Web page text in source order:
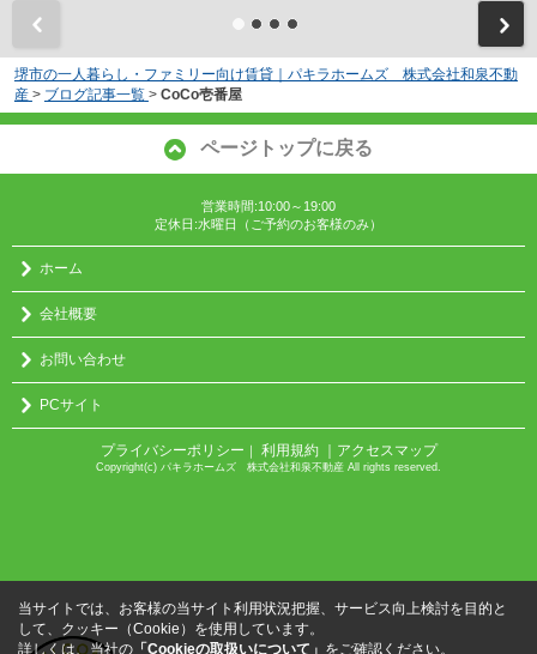
堺市の一人暮らし・ファミリー向け賃貸｜パキラホームズ 株式会社和泉不動
産 > ブログ記事一覧 > CoCo壱番屋
ページトップに戻る
営業時間:10:00～19:00
定休日:水曜日（ご予約のお客様のみ）
ホーム
会社概要
お問い合わせ
PCサイト
プライバシーポリシー ｜ 利用規約 ｜アクセスマップ
Copyright(c) パキラホームズ 株式会社和泉不動産 All rights reserved.
当サイトでは、お客様の当サイト利用状況把握、サービス向上検討を目的と
して、クッキー（Cookie）を使用しています。
詳しくは、当社の 「Cookieの取扱いについて」 をご確認ください。